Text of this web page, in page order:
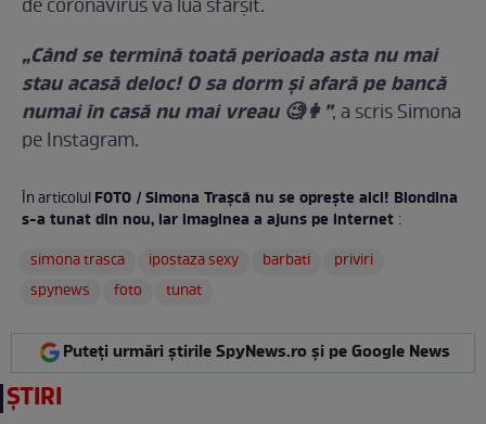
de coronavirus va lua sfârșit.
„Când se termină toată perioada asta nu mai
stau acasă deloc! O sa dorm și afară pe bancă
numai în casă nu mai vreau 🧐👩”, a scris Simona
pe Instagram.
În articolulFOTO / Simona Trașcă nu se oprește aici! Blondina
s-a tunat din nou, iar imaginea a ajuns pe internet :
simona trasca
ipostaza sexy barbati
priviri
spynews
foto tunat
Puteți urmări știrile SpyNews.ro și pe Google News
ȘTIRI